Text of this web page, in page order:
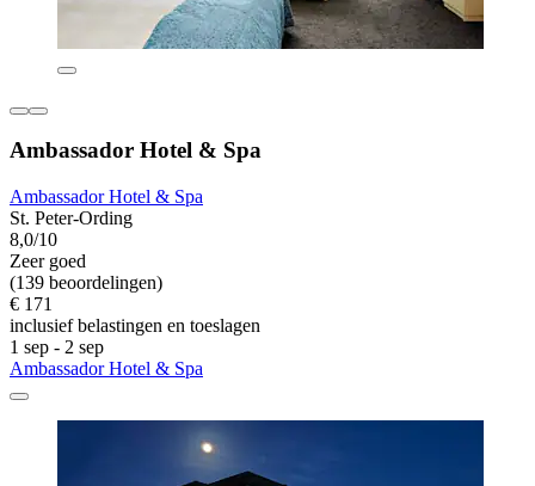
Ambassador Hotel & Spa
Ambassador Hotel & Spa
St. Peter-Ording
8,0/10
Zeer goed
(139 beoordelingen)
€ 171
inclusief belastingen en toeslagen
1 sep - 2 sep
Ambassador Hotel & Spa